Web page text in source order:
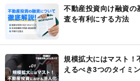
不動産投資向け融資の
査を有利にする方法
規模拡大にはマスト！
えるべき3つのタイミ